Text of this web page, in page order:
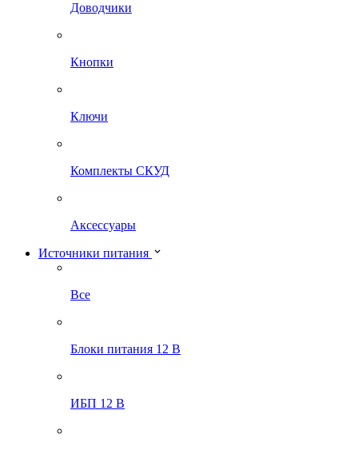
Доводчики
Кнопки
Ключи
Комплекты СКУД
Аксессуары
Источники питания
Все
Блоки питания 12 В
ИБП 12 В